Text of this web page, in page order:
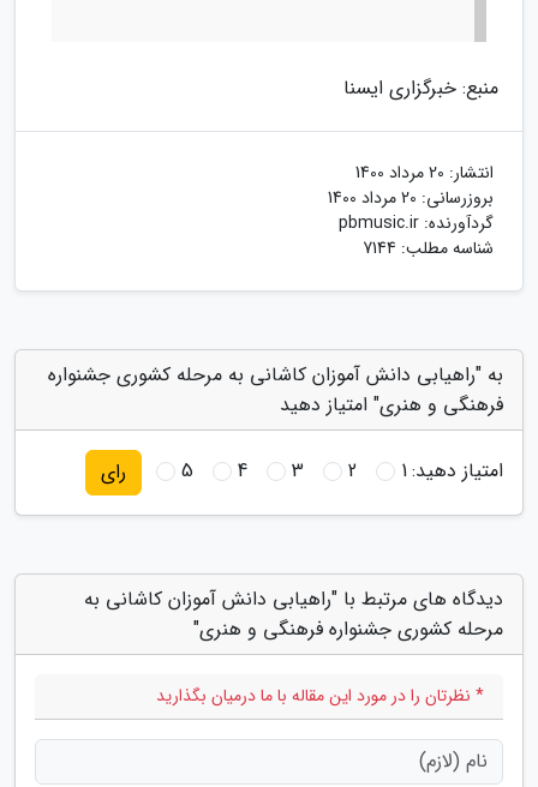
منبع: خبرگزاری ایسنا
انتشار: 20 مرداد 1400
بروزرسانی: 20 مرداد 1400
گردآورنده: pbmusic.ir
شناسه مطلب: 7144
به "راهیابی دانش آموزان کاشانی به مرحله کشوری جشنواره
فرهنگی و هنری" امتیاز دهید
امتیاز دهید:1
2
3
4
5 رای
دیدگاه های مرتبط با "راهیابی دانش آموزان کاشانی به
مرحله کشوری جشنواره فرهنگی و هنری"
* نظرتان را در مورد این مقاله با ما درمیان بگذارید